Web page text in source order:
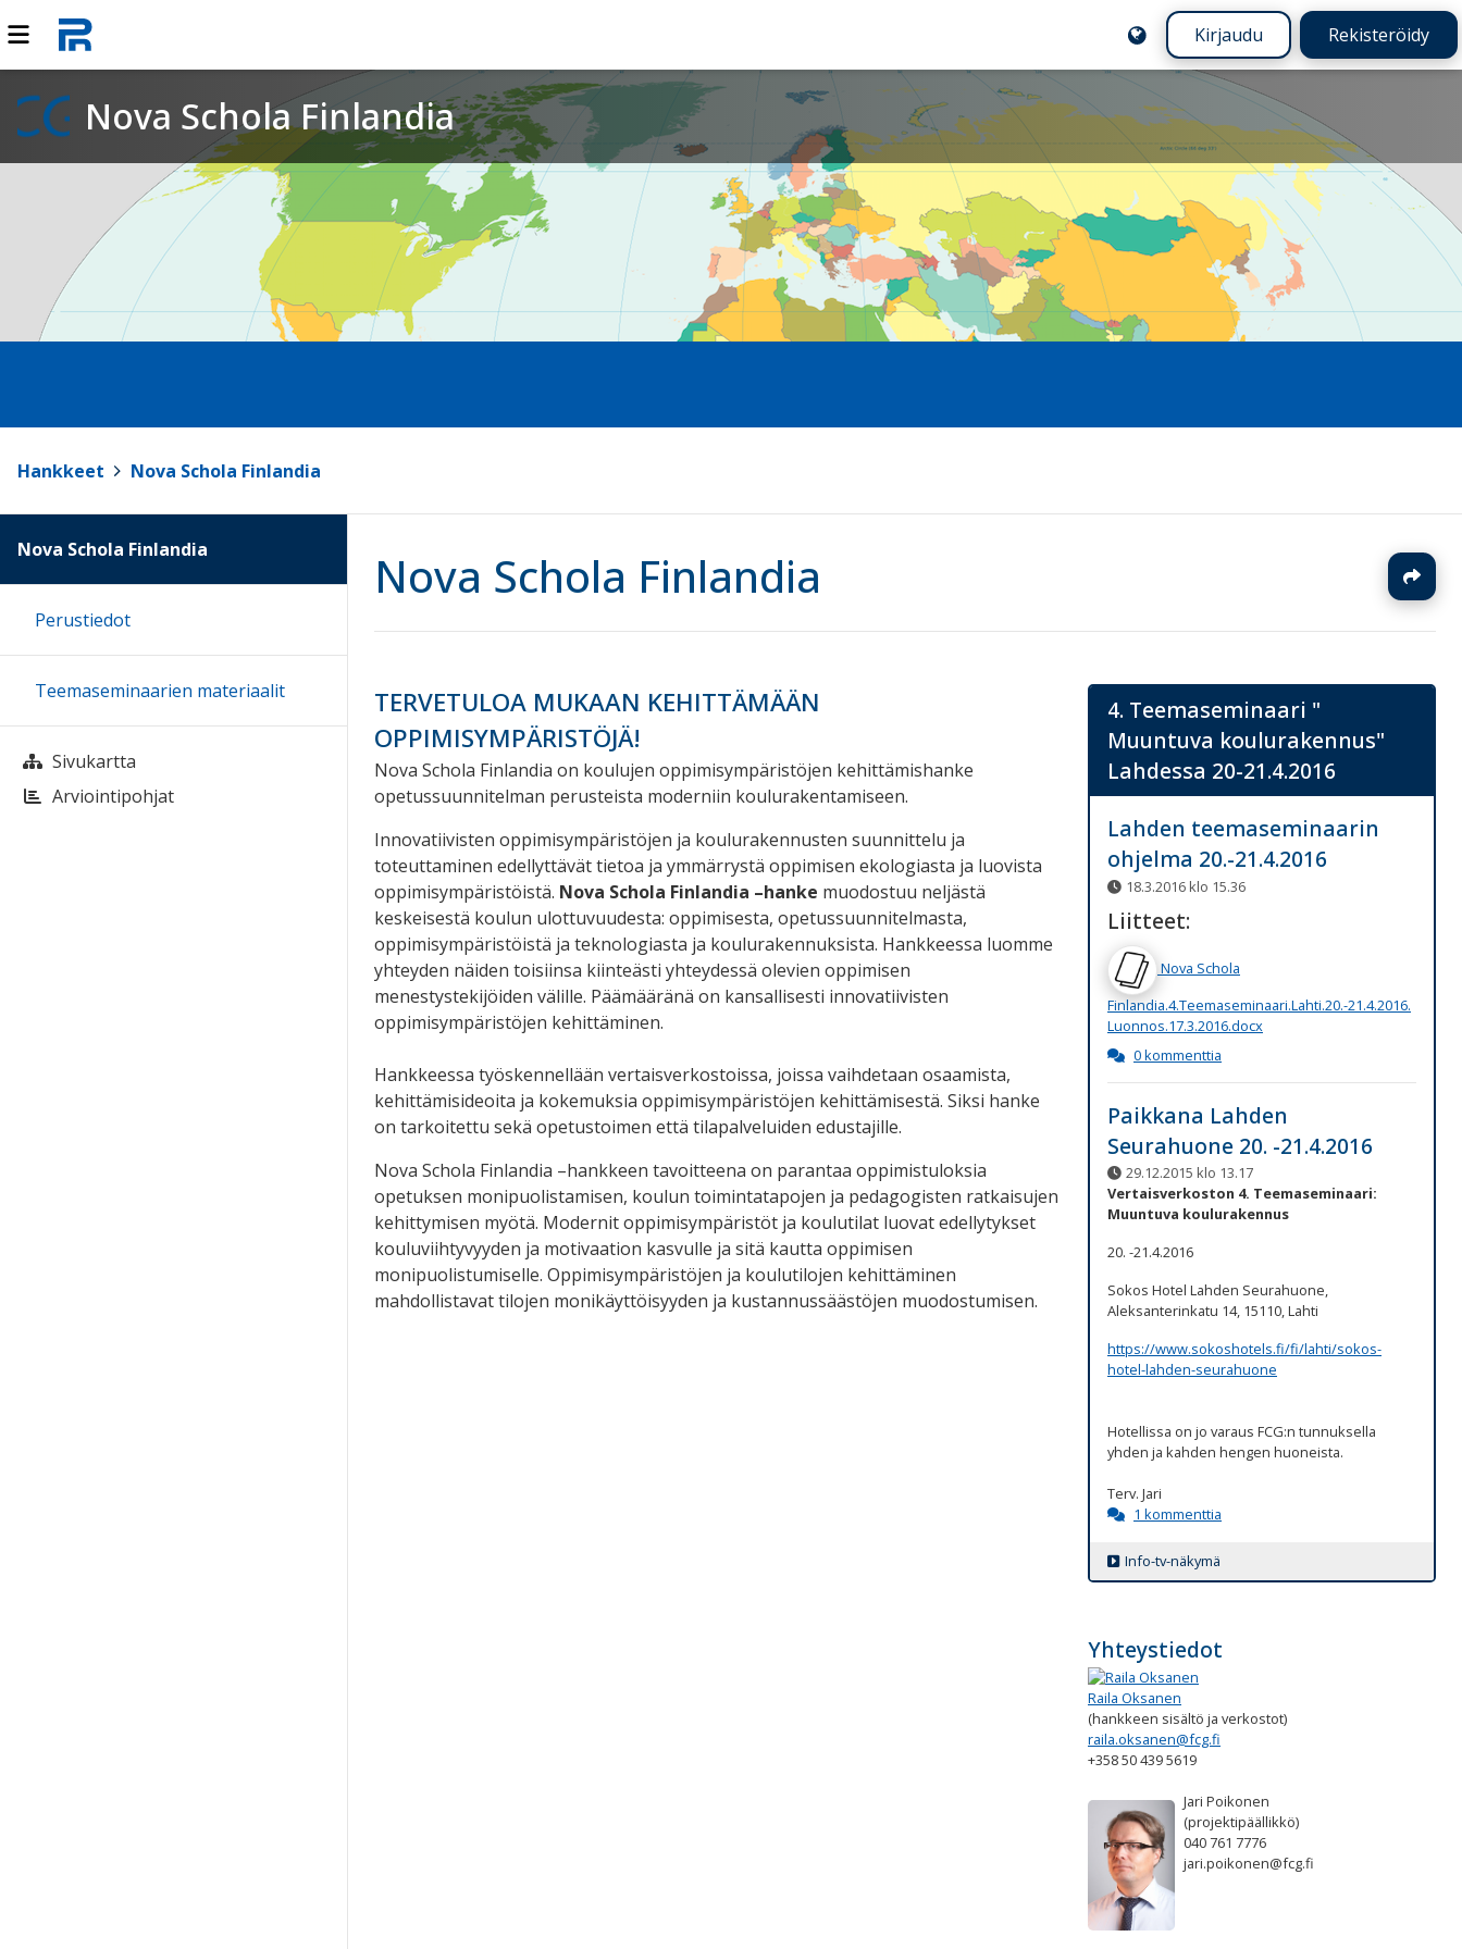
Kirjaudu Rekisteröidy
Nova Schola Finlandia
Hankkeet Nova Schola Finlandia
Nova Schola Finlandia
TERVETULOA MUKAAN KEHITTÄMÄÄN
OPPIMISYMPÄRISTÖJÄ!
Nova Schola Finlandia on koulujen oppimisympäristöjen kehittämishanke
opetussuunnitelman perusteista moderniin koulurakentamiseen.
Innovatiivisten oppimisympäristöjen ja koulurakennusten suunnittelu ja
toteuttaminen edellyttävät tietoa ja ymmärrystä oppimisen ekologiasta ja luovista
oppimisympäristöistä. Nova Schola Finlandia –hanke muodostuu neljästä
keskeisestä koulun ulottuvuudesta: oppimisesta, opetussuunnitelmasta,
oppimisympäristöistä ja teknologiasta ja koulurakennuksista. Hankkeessa luomme
yhteyden näiden toisiinsa kiinteästi yhteydessä olevien oppimisen
menestystekijöiden välille. Päämääränä on kansallisesti innovatiivisten
oppimisympäristöjen kehittäminen.
Hankkeessa työskennellään vertaisverkostoissa, joissa vaihdetaan osaamista,
kehittämisideoita ja kokemuksia oppimisympäristöjen kehittämisestä. Siksi hanke
on tarkoitettu sekä opetustoimen että tilapalveluiden edustajille.
Nova Schola Finlandia –hankkeen tavoitteena on parantaa oppimistuloksia
opetuksen monipuolistamisen, koulun toimintatapojen ja pedagogisten ratkaisujen
kehittymisen myötä. Modernit oppimisympäristöt ja koulutilat luovat edellytykset
kouluviihtyvyyden ja motivaation kasvulle ja sitä kautta oppimisen
monipuolistumiselle. Oppimisympäristöjen ja koulutilojen kehittäminen
mahdollistavat tilojen monikäyttöisyyden ja kustannussäästöjen muodostumisen.
4. Teemaseminaari "
Muuntuva koulurakennus"
Lahdessa 20-21.4.2016
Lahden teemaseminaarin
ohjelma 20.-21.4.2016
18.3.2016 klo 15.36
Liitteet:
Nova Schola
Finlandia.4.Teemaseminaari.Lahti.20.-21.4.2016.
Luonnos.17.3.2016.docx
0 kommenttia
Paikkana Lahden
Seurahuone 20. -21.4.2016
29.12.2015 klo 13.17
Vertaisverkoston 4. Teemaseminaari:
Muuntuva koulurakennus
20. -21.4.2016
Sokos Hotel Lahden Seurahuone,
Aleksanterinkatu 14, 15110, Lahti
https://www.sokoshotels.fi/fi/lahti/sokos-
hotel-lahden-seurahuone
Hotellissa on jo varaus FCG:n tunnuksella
yhden ja kahden hengen huoneista.
Terv. Jari
1 kommenttia
Info-tv-näkymä
Yhteystiedot
Raila Oksanen
(hankkeen sisältö ja verkostot)
raila.oksanen@fcg.fi
+358 50 439 5619
Jari Poikonen
(projektipäällikkö)
040 761 7776
jari.poikonen@fcg.fi
Nova Schola Finlandia
Perustiedot
Teemaseminaarien materiaalit
Sivukartta
Arviointipohjat